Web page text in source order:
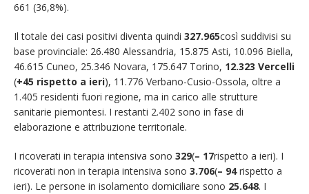
661 (36,8%).
Il totale dei casi positivi diventa quindi 327.965così suddivisi su
base provinciale: 26.480 Alessandria, 15.875 Asti, 10.096 Biella,
46.615 Cuneo, 25.346 Novara, 175.647 Torino, 12.323 Vercelli
(+45 rispetto a ieri), 11.776 Verbano-Cusio-Ossola, oltre a
1.405 residenti fuori regione, ma in carico alle strutture
sanitarie piemontesi. I restanti 2.402 sono in fase di
elaborazione e attribuzione territoriale.
I ricoverati in terapia intensiva sono 329(– 17rispetto a ieri). I
ricoverati non in terapia intensiva sono 3.706(– 94rispetto a
ieri). Le persone in isolamento domiciliare sono 25.648. I